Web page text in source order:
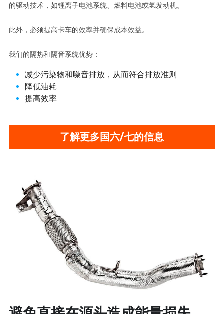
的驱动技术，如锂离子电池系统、燃料电池或氢发动机。
此外，必须提高卡车的效率并确保成本效益。
我们的隔热和隔音系统优势：
减少污染物和噪音排放，从而符合排放准则
降低油耗
提高效率
了解更多国六/七的信息